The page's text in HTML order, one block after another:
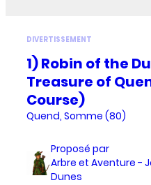
DIVERTISSEMENT
1) Robin of the
Treasure of
Course)
Quend, Somme (80)
Proposé par
Arbre et Aventure -
Dunes